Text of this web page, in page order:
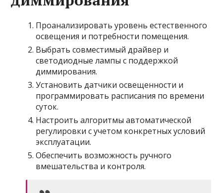
Проанализировать уровень естественного
освещения и потребности помещения.
Выбрать совместимый драйвер и
светодиодные лампы с поддержкой
диммирования.
Установить датчики освещенности и
программировать расписания по времени
суток.
Настроить алгоритмы автоматической
регулировки с учетом конкретных условий
эксплуатации.
Обеспечить возможность ручного
вмешательства и контроля.